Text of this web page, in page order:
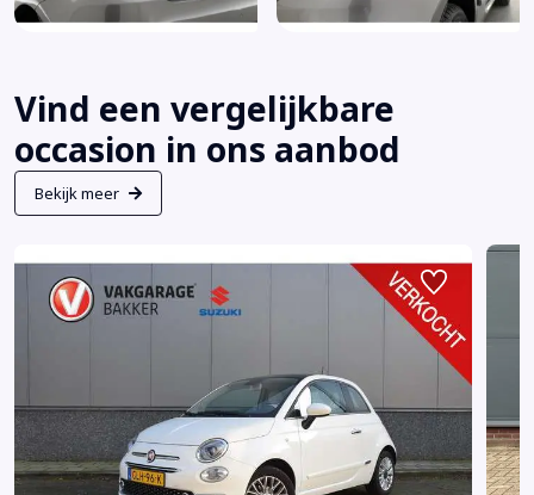
Vind een vergelijkbare
occasion in ons aanbod
Bekijk meer